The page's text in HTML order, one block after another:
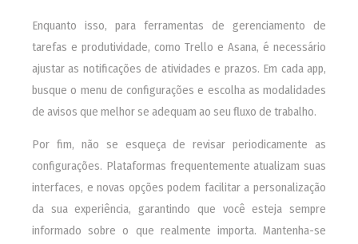
Enquanto isso, para ferramentas de gerenciamento de
tarefas e produtividade, como Trello e Asana, é necessário
ajustar as notificações de atividades e prazos. Em cada app,
busque o menu de configurações e escolha as modalidades
de avisos que melhor se adequam ao seu fluxo de trabalho.
Por fim, não se esqueça de revisar periodicamente as
configurações. Plataformas frequentemente atualizam suas
interfaces, e novas opções podem facilitar a personalização
da sua experiência, garantindo que você esteja sempre
informado sobre o que realmente importa. Mantenha-se